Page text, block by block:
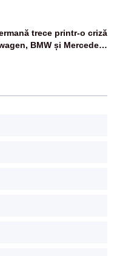
trece printr-o criză
BMW și Mercedes